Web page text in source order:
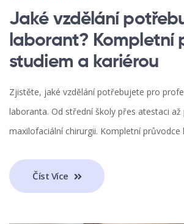
Jaké vzdělání
laborant? Kompletní
studiem a kariérou
Zjistěte, jaké vzdělání potřebujete pro
laboranta. Od střední školy přes atestaci až
maxilofaciální chirurgii. Kompletní průvodce
Číst Více